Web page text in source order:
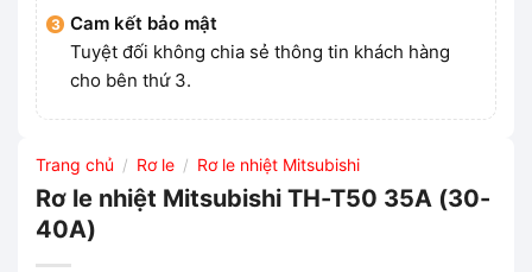
Cam kết bảo mật
Tuyệt đối không chia sẻ thông tin khách hàng
cho bên thứ 3.
Trang chủ / Rơ le / Rơ le nhiệt Mitsubishi
Rơ le nhiệt Mitsubishi TH-T50 35A (30-
40A)